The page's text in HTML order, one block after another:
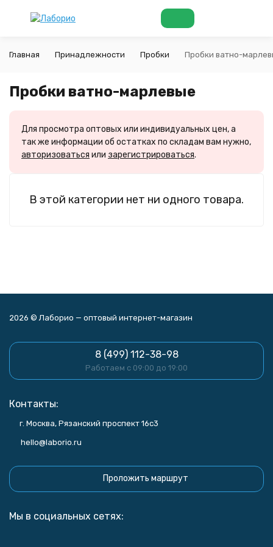
Главная Принадлежности Пробки Пробки ватно-
Пробки ватно-марлевые
Для просмотра оптовых или индивидуальных цен, а
так же информации об остатках по складам вам нужно,
авторизоваться или зарегистрироваться.
В этой категории нет ни одного товара.
2026 © Лаборио — оптовый интернет-магазин
8 (499) 112-38-98
Работаем с 09:00 до 19:00
Контакты:
г. Москва, Рязанский проспект 16с3
hello@laborio.ru
Проложить маршрут
Мы в социальных сетях: